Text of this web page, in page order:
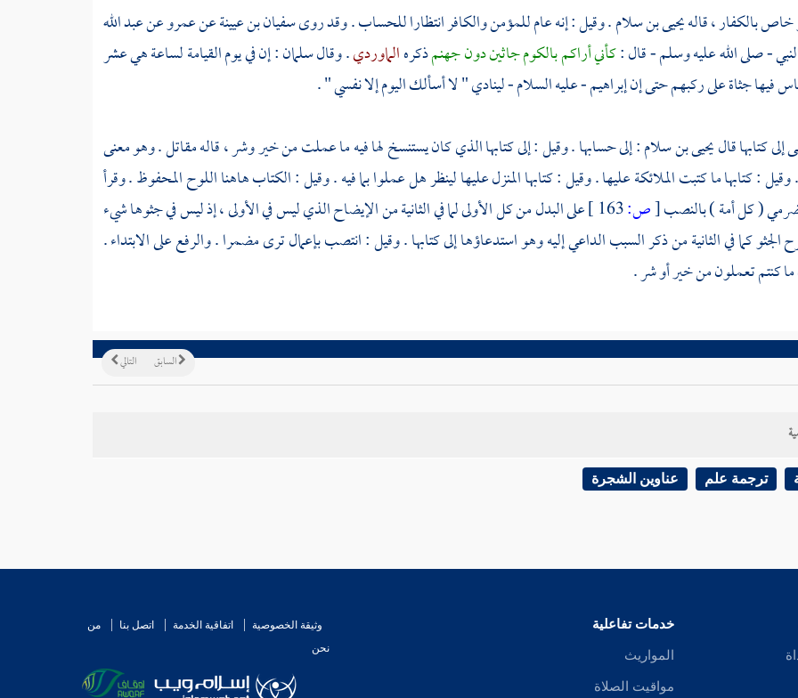
بالكفار ، قالهيحيى بن سلام. وقيل : إنه عام للمؤمن والكافر انتظارا للحساب . وقد روىسفيان بن عيينةعنعمروعنعبد الله
- صلى الله عليه وسلم - قال :كأني أراكم بالكوم جاثين دون جهنمذكرهالماوردي. وقالسلمان: إن في يوم القيامة لساعة هي عشر
فيها جثاة على ركبهم حتى إنإبراهيم- عليه السلام - لينادي " لا أسألك اليوم إلا نفسي " .
كتابها قاليحيى بن سلام: إلى حسابها . وقيل : إلى كتابها الذي كان يستنسخ لها فيه ما عملت من خير وشر ، قالهمقاتل. وهو معنى
. وقيل : كتابها ما كتبت الملائكة عليها . وقيل : كتابها المنزل عليها لينظر هل عملوا بما فيه . وقيل : الكتاب هاهنا اللوح المحفوظ . وقرأ
( كل أمة ) بالنصب[ص:
على البدل من كل الأولى لما في الثانية من الإيضاح الذي ليس في الأولى ، إذ ليس في جثوها شيء
كما في الثانية من ذكر السبب الداعي إليه وهو استدعاؤها إلى كتابها . وقيل : انتصب بإعمال ترى مضمرا . والرفع على الابتداء .
ما كنتم تعملون من خير أو شر .
التالي السابق
ترجمة علم عناوين الشجرة
خدمات تفاعلية
المواريث
مواقيت الصلاة
وثيقة الخصوصية اتفاقية الخدمة اتصل بنا
من
نحن